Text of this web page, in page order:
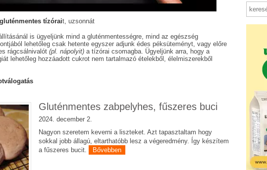
tízórait, uzsonnát
is ügyeljünk mind a gluténmentességre, mind az egészség
lehetőleg csak hetente egyszer adjunk édes péksüteményt, vagy előre
rágcsálnivalót (pl. nápolyit) a tízórai csomagba. Ügyeljünk arra, hogy a
lehetőleg hozzáadott cukrot nem tartalmazó ételekből, élelmiszerekből
Gluténmentes zabpelyhes, fűszeres buci
2024. december 2.
Nagyon szeretem keverni a liszteket. Azt tapasztaltam hogy
sokkal jobb állagú, eltarthatóbb lesz a végeredmény. Így készítem
a fűszeres bucit.
Bővebben